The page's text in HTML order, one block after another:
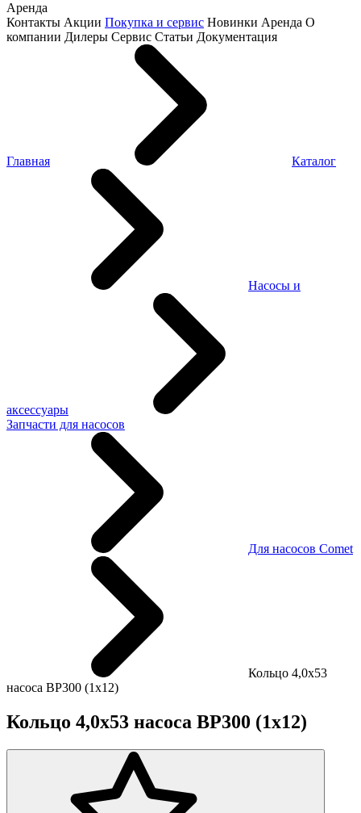
Аренда
Контакты Акции Покупка и сервис Новинки Аренда О
компании Дилеры Сервис Статьи Документация
Главная Каталог
Насосы и
аксессуары
Запчасти для насосов
Для насосов Comet
Кольцо 4,0х53
насоса BP300 (1х12)
Кольцо 4,0х53 насоса BP300 (1х12)